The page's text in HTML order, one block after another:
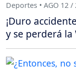
Deportes • AGO 12 /
¡Duro
y se perderá la